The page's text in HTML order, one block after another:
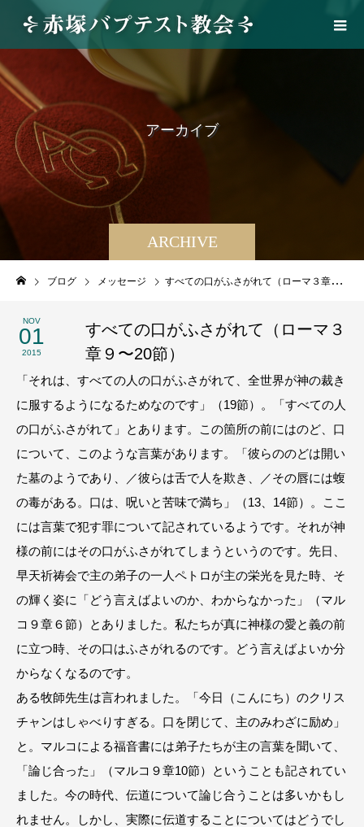
ARCHIVE
アーカイブ
ブログ メッセージ すべての口がふさがれて（ローマ３章９〜20節）
NOV
01
2015
すべての口がふさがれて（ローマ３
章９〜20節）
「それは、すべての人の口がふさがれて、全世界が神の裁き
に服するようになるためなのです」（19節）。「すべての人
の口がふさがれて」とあります。この箇所の前にはのど、口
について、このような言葉があります。「彼らののどは開い
た墓のようであり、／彼らは舌で人を欺き、／その唇には蝮
の毒がある。口は、呪いと苦味で満ち」（13、14節）。ここ
には言葉で犯す罪について記されているようです。それが神
様の前にはその口がふさがれてしまうというのです。先日、
早天祈祷会で主の弟子の一人ペトロが主の栄光を見た時、そ
の輝く姿に「どう言えばよいのか、わからなかった」（マル
コ９章６節）とありました。私たちが真に神様の愛と義の前
に立つ時、その口はふさがれるのです。どう言えばよいか分
からなくなるのです。
ある牧師先生は言われました。「今日（こんにち）のクリス
チャンはしゃべりすぎる。口を閉じて、主のみわざに励め」
と。マルコによる福音書には弟子たちが主の言葉を聞いて、
「論じ合った」（マルコ９章10節）ということも記されてい
ました。今の時代、伝道について論じ合うことは多いかもし
れません。しかし、実際に伝道することについてはどうでし